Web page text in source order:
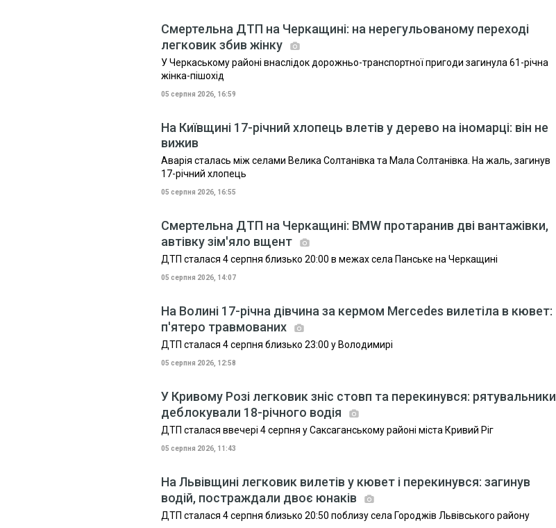
Смертельна ДТП на Черкащині: на нерегульованому переході
легковик збив жінку
У Черкаському районі внаслідок дорожньо-транспортної пригоди загинула 61-річна
жінка-пішохід
05 серпня 2026, 16:59
На Київщині 17-річний хлопець влетів у дерево на іномарці: він не
вижив
Аварія сталась між селами Велика Солтанівка та Мала Солтанівка. На жаль, загинув
17-річний хлопець
05 серпня 2026, 16:55
Смертельна ДТП на Черкащині: BMW протаранив дві вантажівки,
автівку зім'яло вщент
ДТП сталася 4 серпня близько 20:00 в межах села Панське на Черкащині
05 серпня 2026, 14:07
На Волині 17-річна дівчина за кермом Mercedes вилетіла в кювет:
п'ятеро травмованих
ДТП сталася 4 серпня близько 23:00 у Володимирі
05 серпня 2026, 12:58
У Кривому Розі легковик зніс стовп та перекинувся: рятувальники
деблокували 18-річного водія
ДТП сталася ввечері 4 серпня у Саксаганському районі міста Кривий Ріг
05 серпня 2026, 11:43
На Львівщині легковик вилетів у кювет і перекинувся: загинув
водій, постраждали двоє юнаків
ДТП сталася 4 серпня близько 20:50 поблизу села Городжів Львівського району